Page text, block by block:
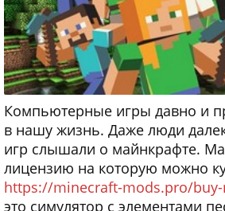
Компьютерные игры давно и
в нашу жизнь. Даже люди
игр слышали о майнкрафте.
лицензию на которую можно
https://minecraft-mods.pro/
это симулятор с элементами